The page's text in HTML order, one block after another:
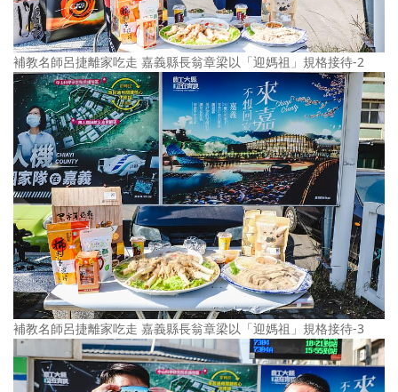
補教名師呂捷離家吃走 嘉義縣長翁章梁以「迎媽祖」規格接待-2
補教名師呂捷離家吃走 嘉義縣長翁章梁以「迎媽祖」規格接待-3